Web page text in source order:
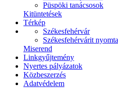
Püspöki tanácsosok
Kitüntetések
Térkép
Székesfehérvár
Székesfehérvárit
Miserend
Linkgyűjtemény
Nyertes pályázatok
Közbeszerzés
Adatvédelem